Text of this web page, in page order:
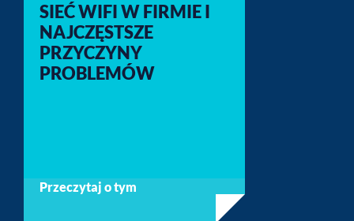
SIEĆ WIFI W FIRMIE I
NAJCZĘSTSZE
PRZYCZYNY
PROBLEMÓW
Przeczytaj o tym